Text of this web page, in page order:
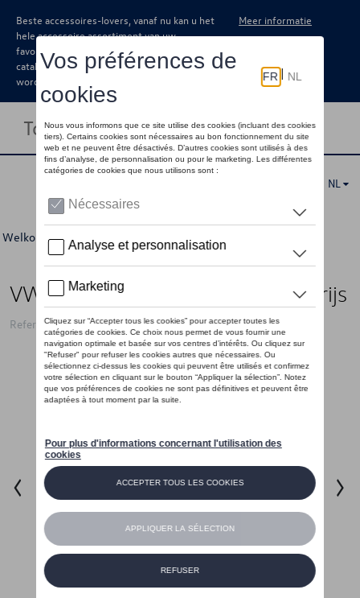
Beste accessoires-lovers, vanaf nu kan u het
hele accessoire assortiment van uw
favoriete merk terugvinden in de online
catalogus. Deze kunnen steeds besteld
worden via uw dealer.
Meer informatie
Toggle navigation
NL
Welkom >Voor u >Accessoires
VW laptophoes ID logo, donkergrijs
Referentie: 11G087316